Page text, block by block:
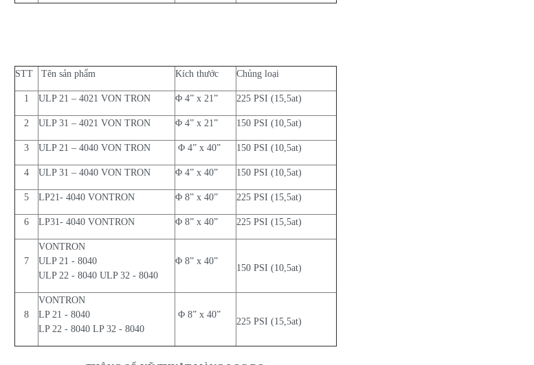
STT Tên sản phẩm Kích thước Chủng loại
1 ULP 21 – 4021 VON TRON Φ 4” x 21” 225 PSI (15,5at)
2 ULP 31 – 4021 VON TRON Φ 4” x 21” 150 PSI (10,5at)
3 ULP 21 – 4040 VON TRON Φ 4” x 40” 150 PSI (10,5at)
4 ULP 31 – 4040 VON TRON Φ 4” x 40” 150 PSI (10,5at)
5 LP21- 4040 VONTRON Φ 8” x 40” 225 PSI (15,5at)
6 LP31- 4040 VONTRON Φ 8” x 40” 225 PSI (15,5at)
7
VONTRON
ULP 21 - 8040
ULP 22 - 8040 ULP 32 - 8040
Φ 8” x 40”
150 PSI (10,5at)
8
VONTRON
LP 21 - 8040
LP 22 - 8040 LP 32 - 8040
Φ 8” x 40”
225 PSI (15,5at)